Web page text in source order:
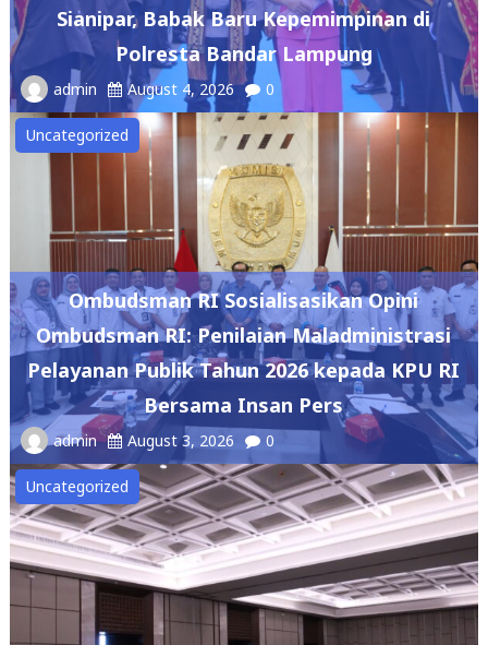
Sianipar, Babak Baru Kepemimpinan di
Polresta Bandar Lampung
admin August 4, 2026 0
Uncategorized
Ombudsman RI Sosialisasikan Opini
Ombudsman RI: Penilaian Maladministrasi
Pelayanan Publik Tahun 2026 kepada KPU RI
Bersama Insan Pers
admin August 3, 2026 0
Uncategorized